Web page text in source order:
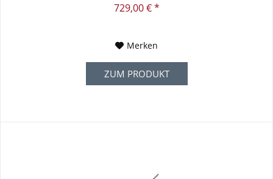
729,00 € *
Merken
ZUM PRODUKT